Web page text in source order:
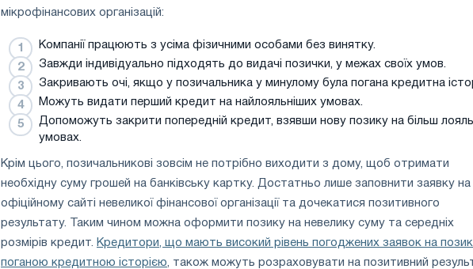
мікрофінансових організацій:
Компанії працюють з усіма фізичними особами без винятку.
Завжди індивідуально підходять до видачі позички, у межах своїх умов.
Закривають очі, якщо у позичальника у минулому була погана кредитна
Можуть видати перший кредит на найлояльніших умовах.
Допоможуть закрити попередній кредит, взявши нову позику на більш
умовах.
Крім цього, позичальникові зовсім не потрібно виходити з дому, щоб отримати
необхідну суму грошей на банківську картку. Достатньо лише заповнити заявку на
офіційному сайті невеликої фінансової організації та дочекатися позитивного
результату. Таким чином можна оформити позику на невелику суму та середніх
розмірів кредит.
Кредитори, що мають високий рівень погоджених заявок на
поганою кредитною історією , також можуть розраховувати на позитивний